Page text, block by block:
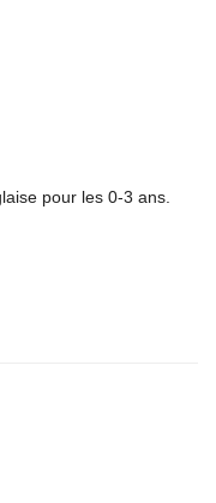
pour les 0-3 ans.